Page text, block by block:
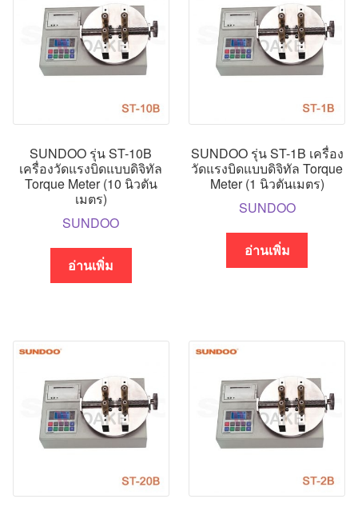
SUNDOO รุ่น ST-10B
เครื่องวัดแรงบิดแบบดิจิทัล
Torque Meter (10 นิวตัน
เมตร)
SUNDOO
อ่านเพิ่ม
SUNDOO รุ่น ST-1B เครื่อง
วัดแรงบิดแบบดิจิทัล Torque
Meter (1 นิวตันเมตร)
SUNDOO
อ่านเพิ่ม